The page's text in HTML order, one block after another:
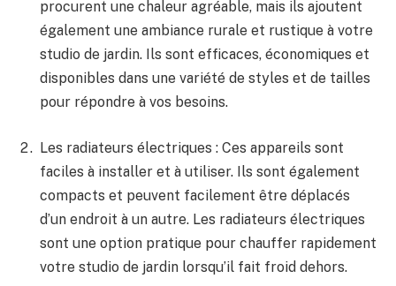
‌procurent une chaleur agréable, mais⁣ ils ajoutent
également une ambiance rurale et ⁤rustique à votre
studio de jardin. Ils ⁤sont efficaces, ‌économiques⁤ et
disponibles dans une​ variété de styles ⁣et ‍de tailles
pour répondre à vos ‍besoins.
Les radiateurs électriques ‌: Ces appareils sont
faciles‍ à installer et à utiliser. ​Ils sont également
compacts et peuvent ⁤facilement être⁢ déplacés
d’un​ endroit à‌ un autre. ‍Les radiateurs électriques
sont une option pratique pour chauffer rapidement
votre studio‍ de jardin lorsqu’il fait froid ⁤dehors.